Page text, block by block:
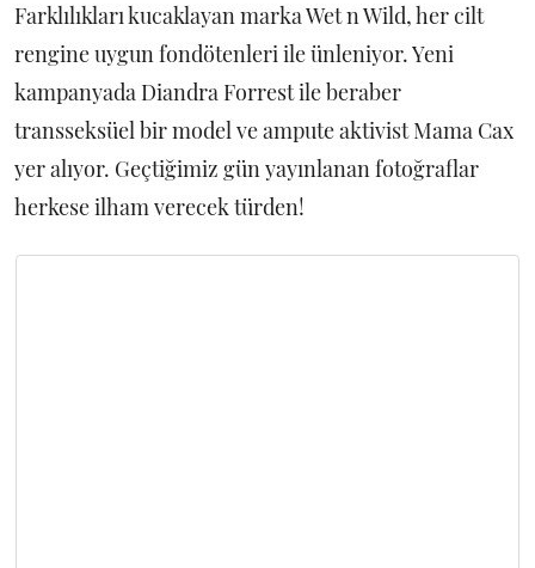
Farklılıkları kucaklayan marka Wet n Wild, her cilt
rengine uygun fondötenleri ile ünleniyor. Yeni
kampanyada Diandra Forrest ile beraber
transseksüel bir model ve ampute aktivist Mama Cax
yer alıyor. Geçtiğimiz gün yayınlanan fotoğraflar
herkese ilham verecek türden!